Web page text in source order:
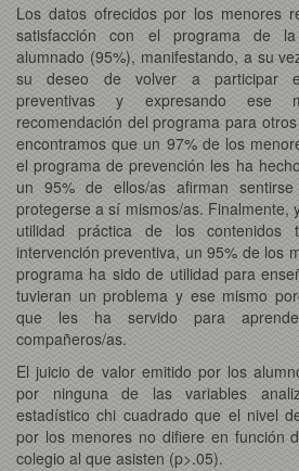
Los datos ofrecidos por los menores
satisfacción con el programa de
alumnado (95%), manifestando, a su
su deseo de volver a participar
preventivas y expresando ese
recomendación del programa para
encontramos que un 97% de los
el programa de prevención les ha
un 95% de ellos/as afirman
protegerse a sí mismos/as. Finalmente,
utilidad práctica de los contenidos
intervención preventiva, un 95% de los
programa ha sido de utilidad para
tuvieran un problema y ese mismo
que les ha servido para
compañeros/as.
El juicio de valor emitido por los
por ninguna de las variables
estadístico chi cuadrado que el nivel
por los menores no difiere en función
colegio al que asisten (p>.05).